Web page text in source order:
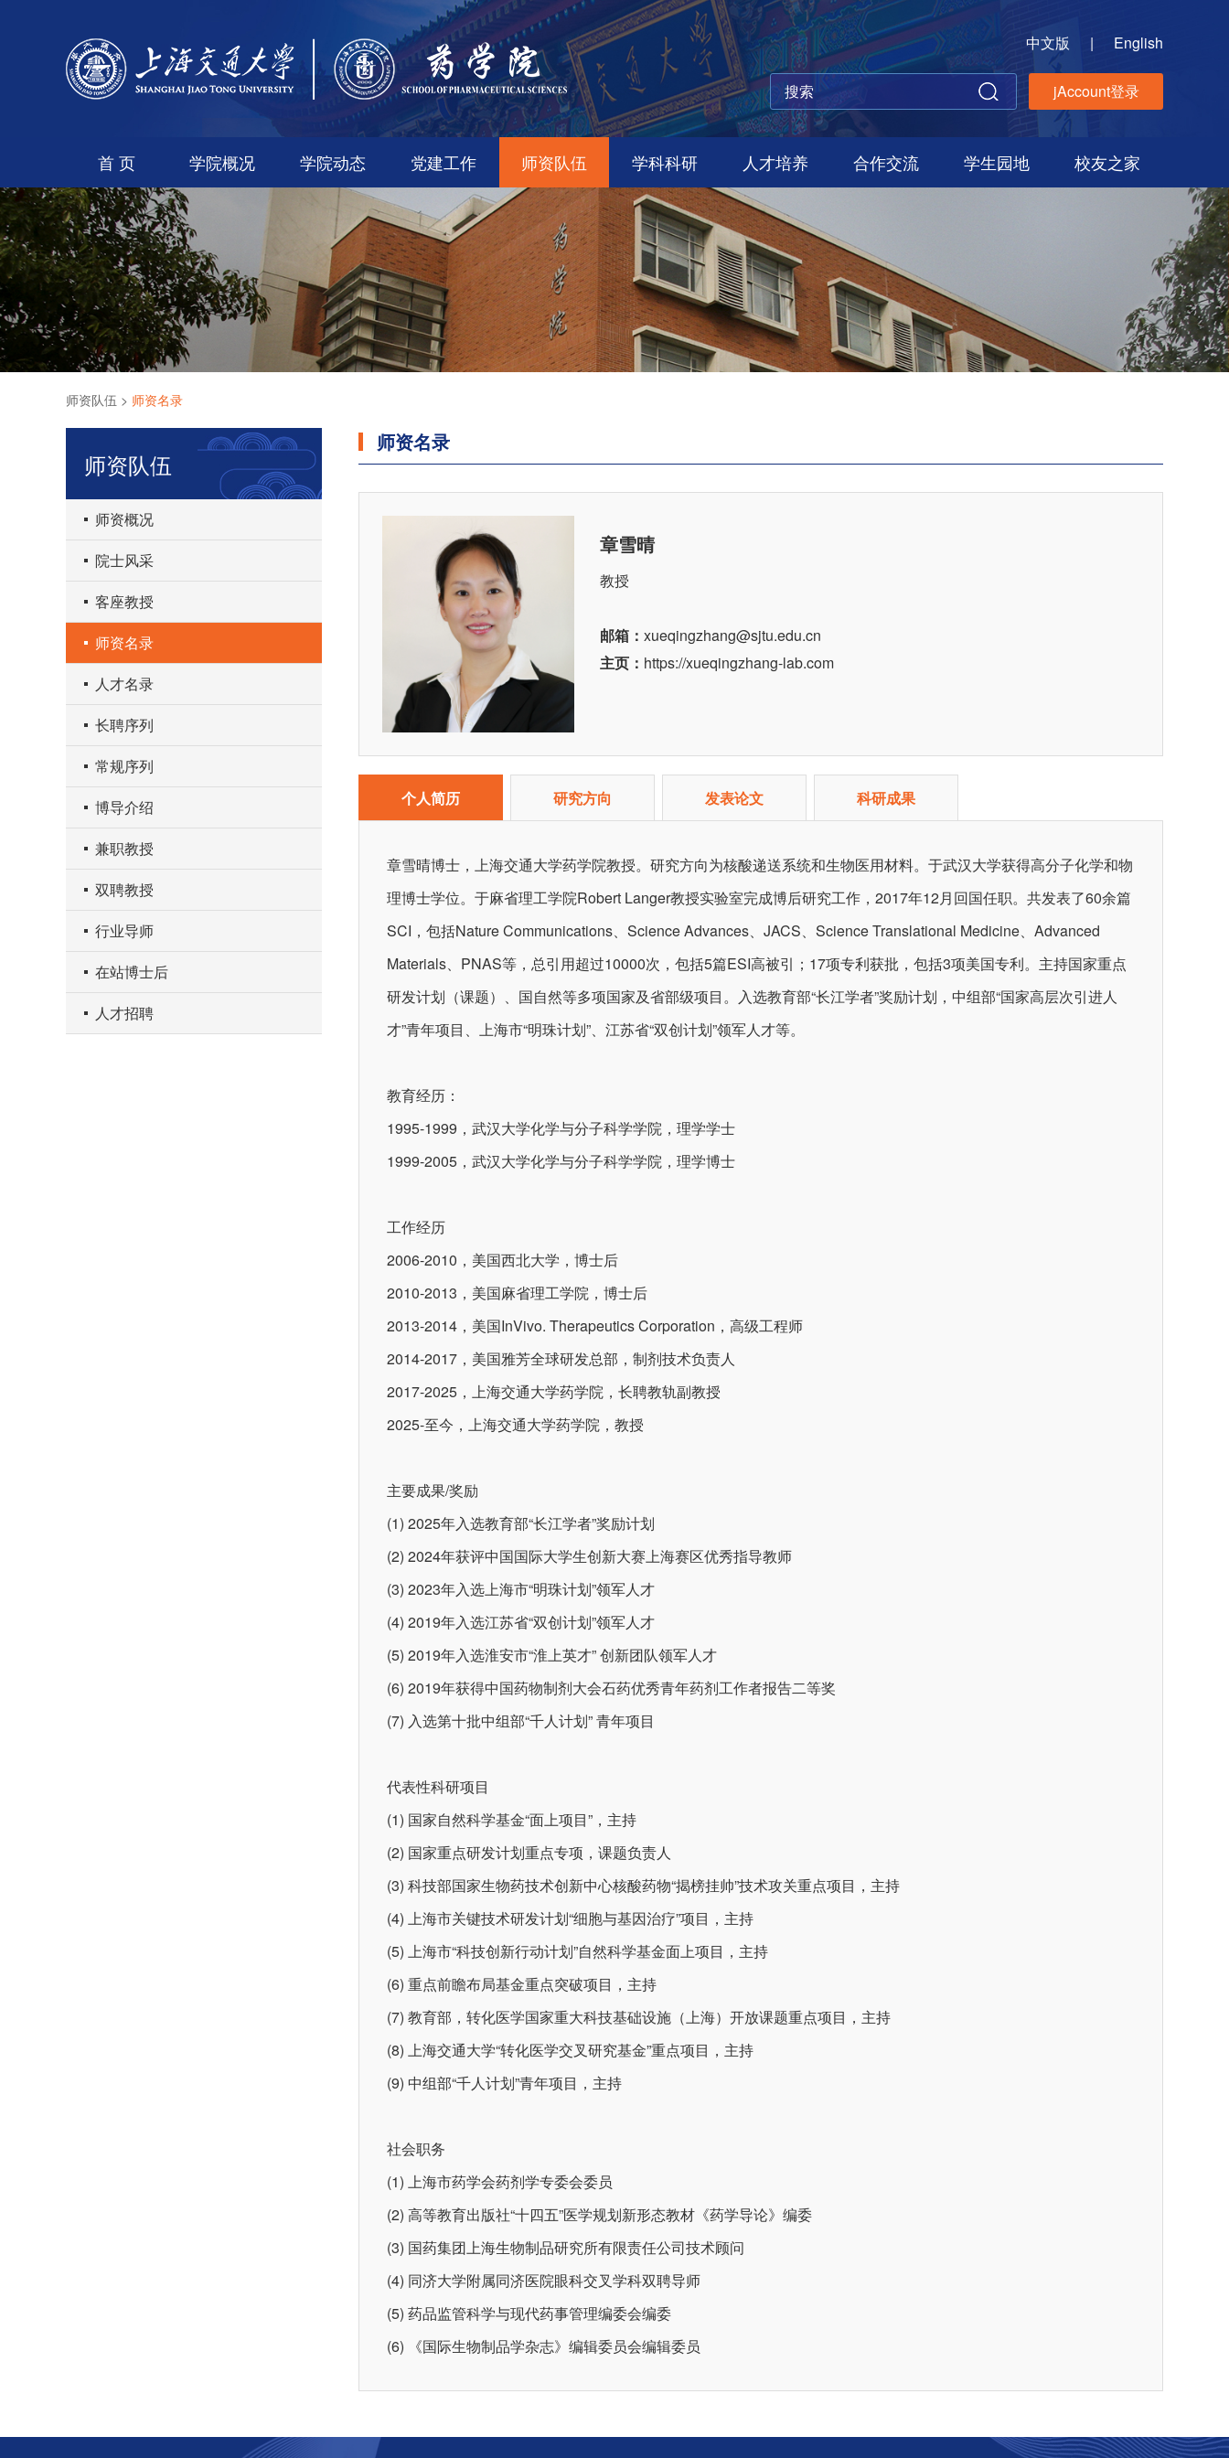
中文版 | English
jAccount登录
首 页 学院概况 学院动态 党建工作 师资队伍 学科科研 人才培养 合作交流 学生园地 校友之家
师资队伍 > 师资名录
师资队伍
师资概况
院士风采
客座教授
师资名录
人才名录
长聘序列
常规序列
博导介绍
兼职教授
双聘教授
行业导师
在站博士后
人才招聘
师资名录
章雪晴
教授
邮箱： xueqingzhang@sjtu.edu.cn
主页： https://xueqingzhang-lab.com
个人简历 研究方向 发表论文 科研成果
章雪晴博士，上海交通大学药学院教授。研究方向为核酸递送系统和生物医用材料。于武汉大学获得高分子化学和物
理博士学位。于麻省理工学院Robert Langer教授实验室完成博后研究工作，2017年12月回国任职。共发表了60余篇
SCI，包括Nature Communications、Science Advances、JACS、Science Translational Medicine、Advanced
Materials、PNAS等，总引用超过10000次，包括5篇ESI高被引；17项专利获批，包括3项美国专利。主持国家重点
研发计划（课题）、国自然等多项国家及省部级项目。入选教育部“长江学者”奖励计划，中组部“国家高层次引进人
才”青年项目、上海市“明珠计划”、江苏省“双创计划”领军人才等。
教育经历：
1995-1999，武汉大学化学与分子科学学院，理学学士
1999-2005，武汉大学化学与分子科学学院，理学博士
工作经历
2006-2010，美国西北大学，博士后
2010-2013，美国麻省理工学院，博士后
2013-2014，美国InVivo. Therapeutics Corporation，高级工程师
2014-2017，美国雅芳全球研发总部，制剂技术负责人
2017-2025，上海交通大学药学院，长聘教轨副教授
2025-至今，上海交通大学药学院，教授
主要成果/奖励
(1) 2025年入选教育部“长江学者”奖励计划
(2) 2024年获评中国国际大学生创新大赛上海赛区优秀指导教师
(3) 2023年入选上海市“明珠计划”领军人才
(4) 2019年入选江苏省“双创计划”领军人才
(5) 2019年入选淮安市“淮上英才” 创新团队领军人才
(6) 2019年获得中国药物制剂大会石药优秀青年药剂工作者报告二等奖
(7) 入选第十批中组部“千人计划” 青年项目
代表性科研项目
(1) 国家自然科学基金“面上项目”，主持
(2) 国家重点研发计划重点专项，课题负责人
(3) 科技部国家生物药技术创新中心核酸药物“揭榜挂帅”技术攻关重点项目，主持
(4) 上海市关键技术研发计划“细胞与基因治疗”项目，主持
(5) 上海市“科技创新行动计划”自然科学基金面上项目，主持
(6) 重点前瞻布局基金重点突破项目，主持
(7) 教育部，转化医学国家重大科技基础设施（上海）开放课题重点项目，主持
(8) 上海交通大学“转化医学交叉研究基金”重点项目，主持
(9) 中组部“千人计划”青年项目，主持
社会职务
(1) 上海市药学会药剂学专委会委员
(2) 高等教育出版社“十四五”医学规划新形态教材《药学导论》编委
(3) 国药集团上海生物制品研究所有限责任公司技术顾问
(4) 同济大学附属同济医院眼科交叉学科双聘导师
(5) 药品监管科学与现代药事管理编委会编委
(6) 《国际生物制品学杂志》编辑委员会编辑委员